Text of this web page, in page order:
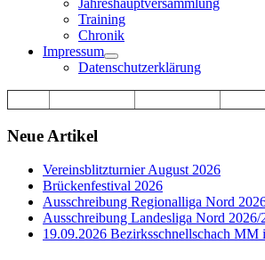
Jahreshauptversammlung
Training
Chronik
Impressum
Datenschutzerklärung
Neue Artikel
Vereinsblitzturnier August 2026
Brückenfestival 2026
Ausschreibung Regionalliga Nord
Ausschreibung Landesliga Nord 2026/
19.09.2026 Bezirksschnellschach MM